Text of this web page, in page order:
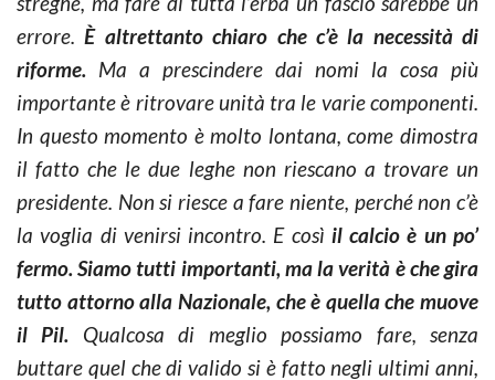
errore. È altrettanto chiaro che c’è la necessità di
riforme. Ma a prescindere dai nomi la cosa più
importante è ritrovare unità tra le varie componenti.
In questo momento è molto lontana, come dimostra
il fatto che le due leghe non riescano a trovare un
presidente. Non si riesce a fare niente, perché non c’è
la voglia di venirsi incontro. E così il calcio è un po’
fermo. Siamo tutti importanti, ma la verità è che gira
tutto attorno alla Nazionale, che è quella che muove
il Pil. Qualcosa di meglio possiamo fare, senza
buttare quel che di valido si è fatto negli ultimi anni,